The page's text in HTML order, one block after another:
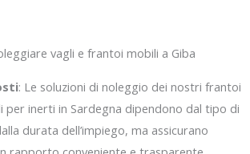
vagli e frantoi mobili a Giba
: Le soluzioni di noleggio dei nostri frantoi
per inerti in Sardegna dipendono dal tipo di
durata dell’impiego, ma assicurano